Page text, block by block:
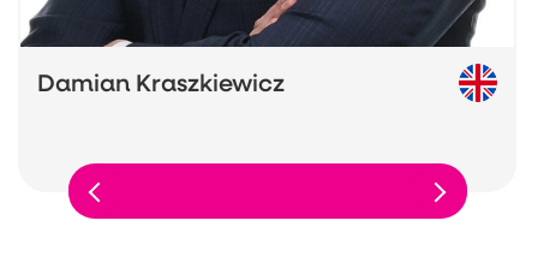
Damian Kraszkiewicz